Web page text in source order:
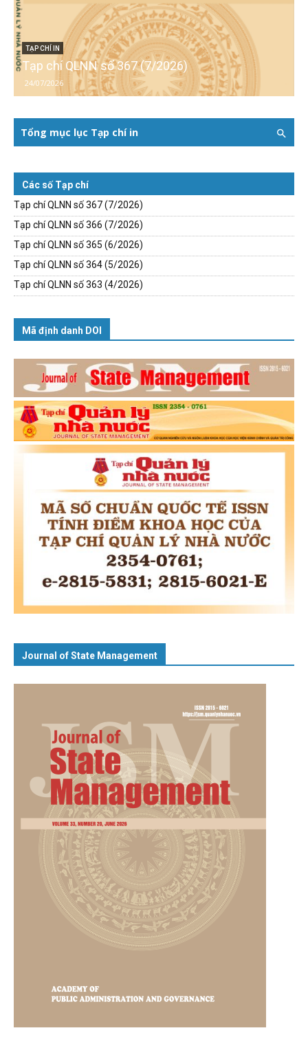
TẠP CHÍ IN
Tạp chí QLNN số 367 (7/2026)
24/07/2026
Tổng mục lục Tạp chí in
Các số Tạp chí
Tạp chí QLNN số 367 (7/2026)
Tạp chí QLNN số 366 (7/2026)
Tạp chí QLNN số 365 (6/2026)
Tạp chí QLNN số 364 (5/2026)
Tạp chí QLNN số 363 (4/2026)
Mã định danh DOI
Journal of State Management